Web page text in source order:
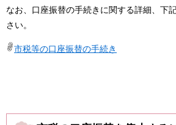
なお、口座振替の手続きに関する詳細、下
さい。
市税等の口座振替の手続き